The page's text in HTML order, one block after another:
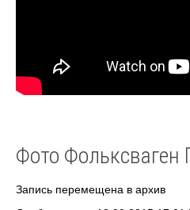
Фото
Запись перемещена в архив